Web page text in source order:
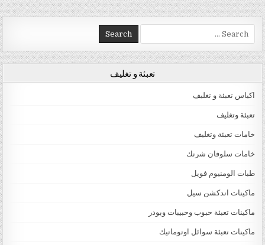
Search for:
تعبئة و تغليف
اكياس تعبئة و تغليف
تعبئة وتغليف
خامات تعبئة وتغليف
خامات سلوفان شرنك
طبات الومنيوم فويل
ماكينات اندكشن سيل
ماكينات تعبئة حبوب وحبيبات وبودر
ماكينات تعبئة سوائل اوتوماتيك